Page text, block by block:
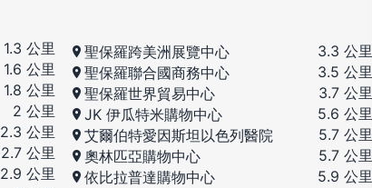
1.3 公里
1.6 公里
1.8 公里
2 公里
2.3 公里
2.7 公里
2.9 公里
聖保羅跨美洲展覽中心
3.3 公里
聖保羅聯合國商務中心
3.5 公里
聖保羅世界貿易中心
3.7 公里
JK 伊瓜特米購物中心
5.6 公里
艾爾伯特愛因斯坦以色列醫院
5.7 公里
奧林匹亞購物中心
5.7 公里
依比拉普達購物中心
5.9 公里